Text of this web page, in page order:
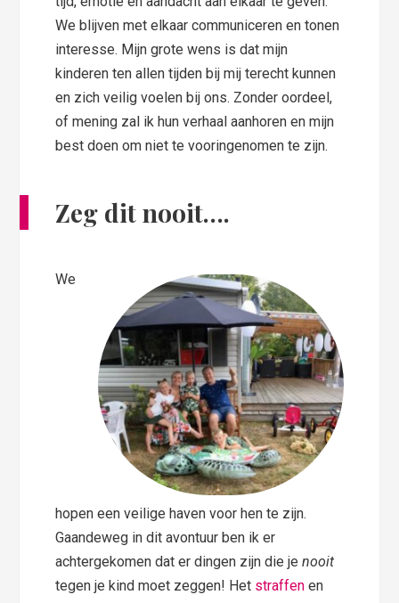
We blijven met elkaar communiceren en tonen
interesse. Mijn grote wens is dat mijn
kinderen ten allen tijden bij mij terecht kunnen
en zich veilig voelen bij ons. Zonder oordeel,
of mening zal ik hun verhaal aanhoren en mijn
best doen om niet te vooringenomen te zijn.
Zeg dit nooit….
We
hopen een veilige haven voor hen te zijn.
Gaandeweg in dit avontuur ben ik er
achtergekomen dat er dingen zijn die jenooit
tegen je kind moet zeggen! Het straffenen